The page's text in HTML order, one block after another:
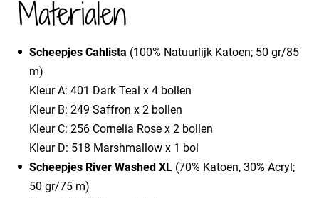
Materialen
Scheepjes Cahlista (100% Natuurlijk Katoen; 50 gr/85
m)
Kleur A: 401 Dark Teal x 4 bollen
Kleur B: 249 Saffron x 2 bollen
Kleur C: 256 Cornelia Rose x 2 bollen
Kleur D: 518 Marshmallow x 1 bol
Scheepjes River Washed XL (70% Katoen, 30% Acryl;
50 gr/75 m)